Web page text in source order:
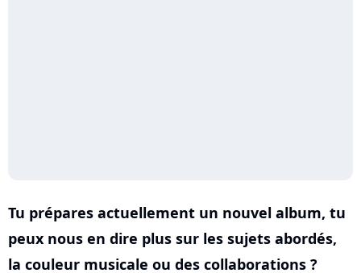
Tu prépares actuellement un nouvel album, tu
peux nous en dire plus sur les sujets abordés,
la couleur musicale ou des collaborations ?